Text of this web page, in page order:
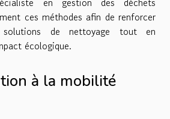
ces méthodes afin de renforcer
solutions de nettoyage tout en
écologique.
à la mobilité